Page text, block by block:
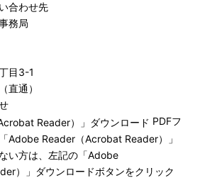
合わせ先
務局
目3-1
通）
PDFフ
Adobe Reader（Acrobat Reader）」
い方は、左記の「Adobe
）」ダウンロードボタンをクリック